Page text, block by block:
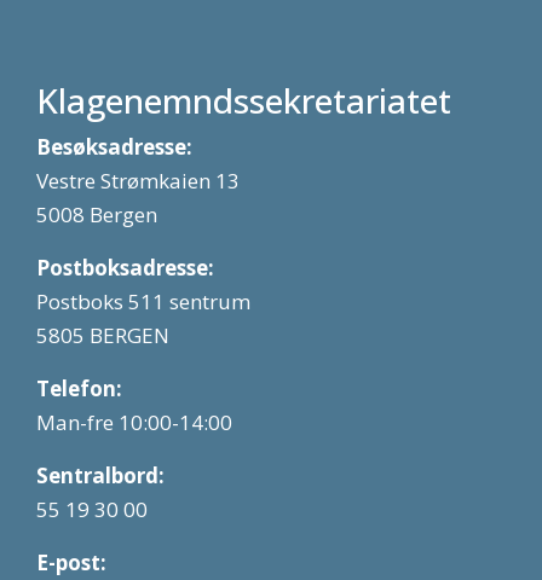
Klagenemndssekretariatet
Besøksadresse:
Vestre Strømkaien 13
5008 Bergen
Postboksadresse:
Postboks 511 sentrum
5805 BERGEN
Telefon:
Man-fre 10:00-14:00
Sentralbord:
55 19 30 00
E-post: